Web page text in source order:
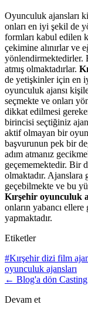
Oyunculuk ajansları
onları en iyi şekil de
formları kabul edilen
çekimine alınırlar ve
yönlendirmektedirler.
atmış olmaktadırlar.
de yetişkinler için en
oyunculuk ajansı
seçmekte ve onları
dikkat edilmesi
birincisi seçtiğiniz
aktif olmayan bir
başvurunun pek bir
adım atmanız
geçememektedir. Bir
olmaktadır.
geçebilmekte ve bu
Kırşehir oyunculuk
onların yabancı
yapmaktadır.
Etiketler
#Kırşehir dizi film
oyunculuk ajansları
← Blog'a dön
Devam et